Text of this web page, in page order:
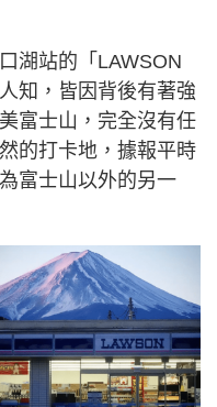
湖站的「LAWSON
知，皆因背後有著強
富士山，完全沒有任
的打卡地，據報平時
富士山以外的另一